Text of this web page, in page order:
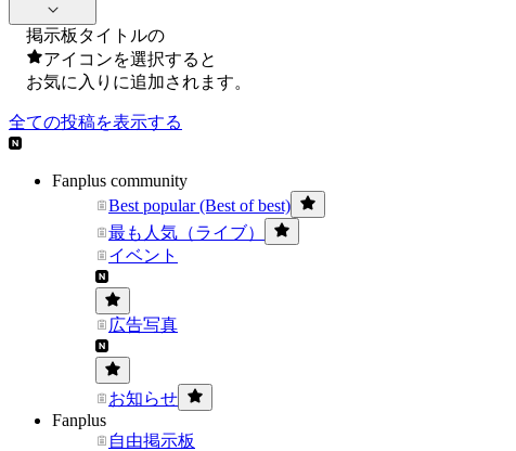
掲示板タイトルの
アイコンを選択すると
お気に入りに追加されます。
全ての投稿を表示する
Fanplus community
Best popular (Best of best)
最も人気（ライブ）
イベント
広告写真
お知らせ
Fanplus
自由掲示板